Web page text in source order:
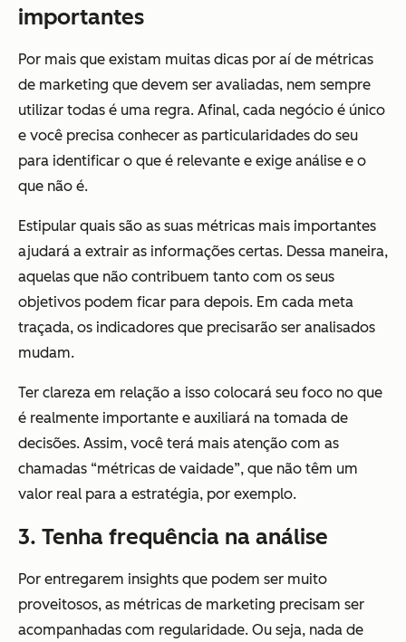
importantes
Por mais que existam muitas dicas por aí de métricas
de marketing que devem ser avaliadas, nem sempre
utilizar todas é uma regra. Afinal, cada negócio é único
e você precisa conhecer as particularidades do seu
para identificar o que é relevante e exige análise e o
que não é.
Estipular quais são as suas métricas mais importantes
ajudará a extrair as informações certas. Dessa maneira,
aquelas que não contribuem tanto com os seus
objetivos podem ficar para depois. Em cada meta
traçada, os indicadores que precisarão ser analisados
mudam.
Ter clareza em relação a isso colocará seu foco no que
é realmente importante e auxiliará na tomada de
decisões. Assim, você terá mais atenção com as
chamadas “métricas de vaidade”, que não têm um
valor real para a estratégia, por exemplo.
3. Tenha frequência na análise
Por entregarem insights que podem ser muito
proveitosos, as métricas de marketing precisam ser
acompanhadas com regularidade. Ou seja, nada de